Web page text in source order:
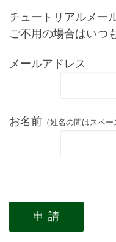
チュートリアルメー
ご不用の場合はいつ
メールアドレス
お名前 （姓名の間はスペ